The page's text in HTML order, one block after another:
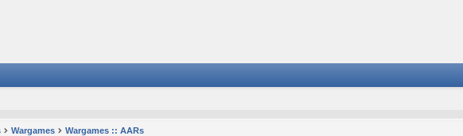
Wargames Wargames :: AARs